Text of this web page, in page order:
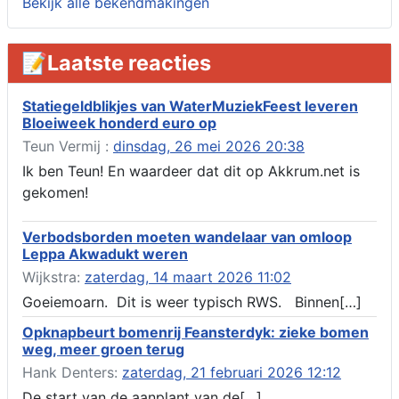
Verlening omgevingsvergunning, tijdelijk gebruik openbare
ruimte 02-10 t/m 02-11-2026, sitadel voor nr 6 te Akkrum
Aanvraag omgevingsvergunning, tijdelijk gebruik openbare
ruimte 02-10 t/m 02-11-2026, sitadel voor nr 6 te Akkrum
Verlenging beslistermijn aanvraag omgevingsvergunning,
heechein 28, 8491 em Akkrum
Aanvraag omgevingsvergunning, veranderen van een woning
(voordeur en dakkapel), boarnsterdyk 75 Akkrum
aanbrengen van asfalt t.b.v. onderhoud fietspad t.h.v
boarnsterdyk, Akkrum
Verlening ontheffing geluid, boarnsw?l Akkrum
Kennisgeving vergunningaanvraag voor het -bouwwerken,
werken en objecten in of bij een oppervlaktewaterlichaam, niet
zijnde de noordzee, of waterkering in beheer bij het rijk te
Akkrum
Verlening omgevingsvergunning, veranderen van twee
bruggen (renovatie), ljouwerterdyk nabij nummer 6 Akkrum
Verlening ontheffing geluid, heechein Akkrum
Melding milieubelastende activiteit aanleggen gesloten
📝Laatste reacties
Statiegeldblikjes van WaterMuziekFeest leveren
Bloeiweek honderd euro op
Teun Vermij : dinsdag, 26 mei 2026 20:38
Ik ben Teun! En waardeer dat dit op Akkrum.net is
gekomen!
Verbodsborden moeten wandelaar van omloop
Leppa Akwadukt weren
Wijkstra: zaterdag, 14 maart 2026 11:02
Goeiemoarn. Dit is weer typisch RWS. Binnen[…]
Opknapbeurt bomenrij Feansterdyk: zieke bomen
weg, meer groen terug
Hank Denters: zaterdag, 21 februari 2026 12:12